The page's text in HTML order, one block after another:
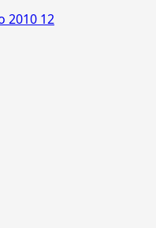
2010 12